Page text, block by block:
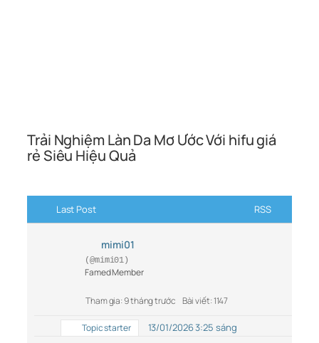
Trải Nghiệm Làn Da Mơ Ước Với hifu giá
rẻ Siêu Hiệu Quả
Last Post RSS
mimi01
(@mimi01)
Famed Member
Tham gia: 9 tháng trước Bài viết: 1147
Topic starter 13/01/2026 3:25 sáng